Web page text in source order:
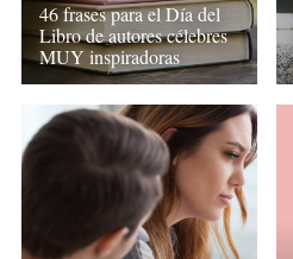
46 frases para el Día del
Libro de autores célebres
MUY inspiradoras